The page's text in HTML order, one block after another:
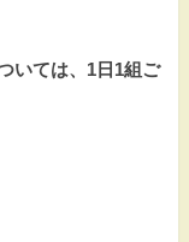
いては、1日1組ご